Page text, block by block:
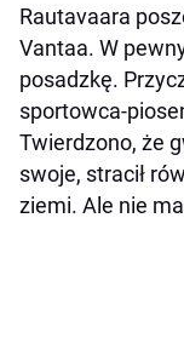
Rautavaara
Vantaa. W
posadzkę.
sportowca-
Twierdzono, że
swoje, stracił
ziemi. Ale nie